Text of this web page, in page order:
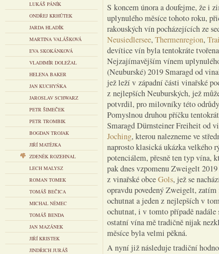
LUKÁŠ PÁNÍK
ONDŘEJ KRHŮTEK
JARDA HLADÍK
MARTINA VALÁŠKOVÁ
EVA SKOKÁNKOVÁ
VLADIMÍR DOLEŽAL
HELENA BAKER
JAN KUCHYŇKA
JAROSLAV SCHWARZ
PETR ŠIMEČEK
PETR TROMBIK
BOGDAN TROJAK
JIŘÍ MATĚJKA
ZDENĚK ROZEHNAL
LECH MALYSZ
ROMAN TOMEK
TOMÁŠ BEČICA
MICHAL NĚMEC
TOMÁŠ BENDA
JAN MAZÁNEK
JIŘÍ KRISTEK
JINDŘICH JURÁŠ
S koncem února a doufejme, že i
uplynulého měsíce tohoto roku,
rakouských vín pocházejících ze
Neusiedlersee, Thermenregion,
devítice vín byla tentokráte
Nejzajímavějším vínem
(Neuburské) 2019 Smaragd od
jež leží v západní části vinařské
z nejlepších Neuburských, jež
potvrdil, pro milovníky této
Pomyslnou druhou příčku
Smaragd Dürnsteiner Freiheit od
Joching, kterou nalezneme ve
naprosto klasická ukázka velkého
potenciálem, přesně ten typ vína,
pak dnes vzpomenu Zweigelt
z vinařské obceGols, jež se
opravdu povedený Zweigelt,
ochutnat a jeden z nejlepších v
ochutnat, i v tomto případě
ostatní vína mě tradičně nijak
měsíce byla velmi pěkná.
A nyní již následuje tradiční